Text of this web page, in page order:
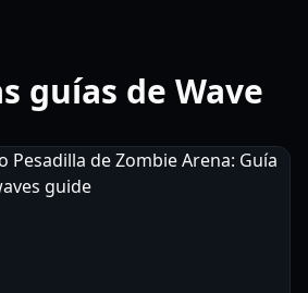
guías de Wave